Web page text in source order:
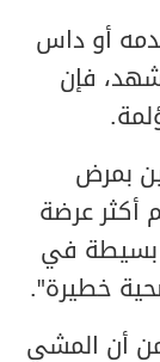
أو داس
فإن
بمرض
أكثر عرضة
بسيطة في
خطيرة".
من أن المشي